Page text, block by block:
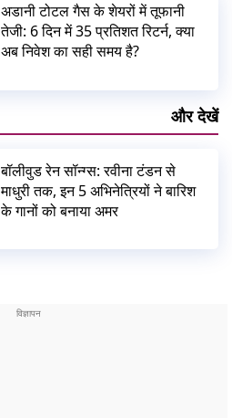
अडानी टोटल गैस के शेयरों में तूफानी
तेजी: 6 दिन में 35 प्रतिशत रिटर्न, क्या
अब निवेश का सही समय है?
और देखें
बॉलीवुड रेन सॉन्ग्स: रवीना टंडन से
माधुरी तक, इन 5 अभिनेत्रियों ने बारिश
के गानों को बनाया अमर